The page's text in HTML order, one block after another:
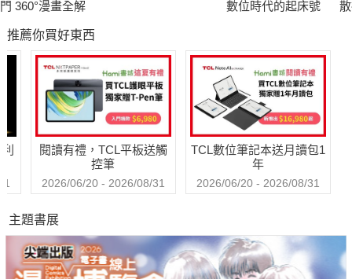
門 360°漫畫全解
數位時代的起床號
推薦你買好東西
閱讀有禮，TCL平板送觸
控筆
2026/06/20 - 2026/08/31
TCL數位筆記本送月讀包1
年
2026/06/20 - 2026/08/31
主題書展